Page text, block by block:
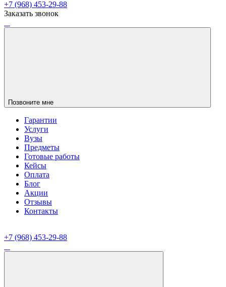
+7 (968) 453-29-88
Заказать звонок
Позвоните мне
Гарантии
Услуги
Вузы
Предметы
Готовые работы
Кейсы
Оплата
Блог
Акции
Отзывы
Контакты
+7 (968) 453-29-88